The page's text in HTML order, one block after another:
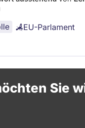
EU-Parlament
Sie